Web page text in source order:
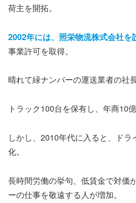
荷主を開拓。
2002年には、照栄物流株式会社を
事業許可を取得。
晴れて緑ナンバーの運送業者の社
トラック100台を保有し、年商10
しかし、2010年代に入ると、ドラ
化。
長時間労働の挙句、低賃金で対価
ーの仕事を敬遠する人が増加。